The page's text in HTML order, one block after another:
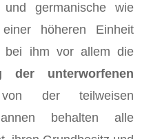
germanische wie
höheren Einheit
bei ihm vor allem die
der unterworfenen
der teilweisen
behalten alle